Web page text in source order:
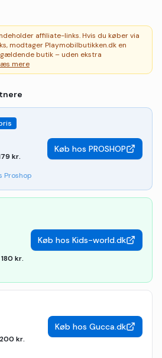
affiliate-links. Hvis du køber via
modtager Playmobilbutikken.dk en
butik – uden ekstra
mere
kr.
Proshop
Køb hos PROSHOP
180 kr.
Køb hos Kids-world.dk
200 kr.
Køb hos Gucca.dk